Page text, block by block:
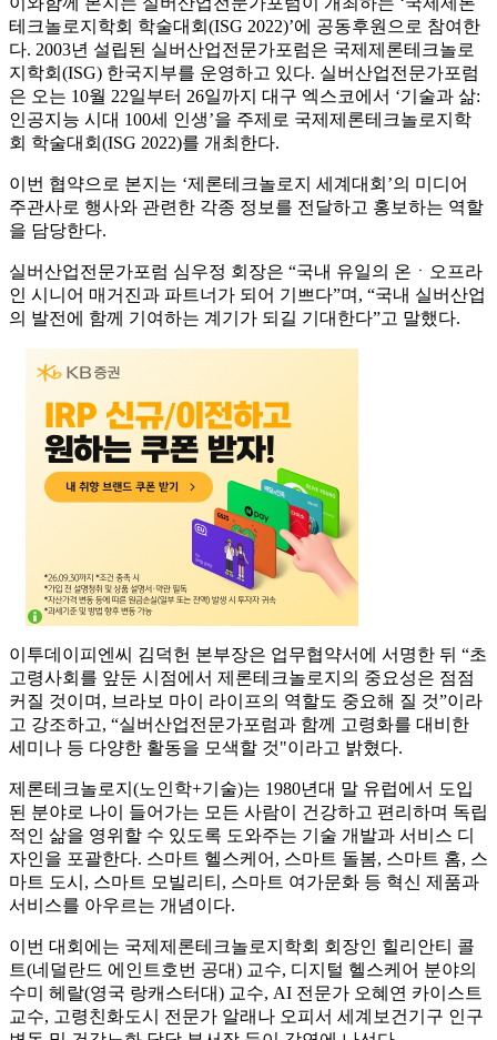
테크놀로지학회 학술대회(ISG 2022)’에 공동후원으로 참여한
다. 2003년 설립된 실버산업전문가포럼은 국제제론테크놀로
지학회(ISG) 한국지부를 운영하고 있다. 실버산업전문가포럼
은 오는 10월 22일부터 26일까지 대구 엑스코에서 ‘기술과 삶:
인공지능 시대 100세 인생’을 주제로 국제제론테크놀로지학
회 학술대회(ISG 2022)를 개최한다.
이번 협약으로 본지는 ‘제론테크놀로지 세계대회’의 미디어
주관사로 행사와 관련한 각종 정보를 전달하고 홍보하는 역할
을 담당한다.
실버산업전문가포럼 심우정 회장은 “국내 유일의 온ㆍ오프라
인 시니어 매거진과 파트너가 되어 기쁘다”며, “국내 실버산업
의 발전에 함께 기여하는 계기가 되길 기대한다”고 말했다.
이투데이피엔씨 김덕헌 본부장은 업무협약서에 서명한 뒤 “초
고령사회를 앞둔 시점에서 제론테크놀로지의 중요성은 점점
커질 것이며, 브라보 마이 라이프의 역할도 중요해 질 것”이라
고 강조하고, “실버산업전문가포럼과 함께 고령화를 대비한
세미나 등 다양한 활동을 모색할 것"이라고 밝혔다.
제론테크놀로지(노인학+기술)는 1980년대 말 유럽에서 도입
된 분야로 나이 들어가는 모든 사람이 건강하고 편리하며 독립
적인 삶을 영위할 수 있도록 도와주는 기술 개발과 서비스 디
자인을 포괄한다. 스마트 헬스케어, 스마트 돌봄, 스마트 홈, 스
마트 도시, 스마트 모빌리티, 스마트 여가문화 등 혁신 제품과
서비스를 아우르는 개념이다.
이번 대회에는 국제제론테크놀로지학회 회장인 힐리안티 콜
트(네덜란드 에인트호번 공대) 교수, 디지털 헬스케어 분야의
수미 헤랄(영국 랑캐스터대) 교수, AI 전문가 오혜연 카이스트
교수, 고령친화도시 전문가 알래나 오피서 세계보건기구 인구